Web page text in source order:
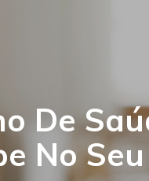
De
No Seu